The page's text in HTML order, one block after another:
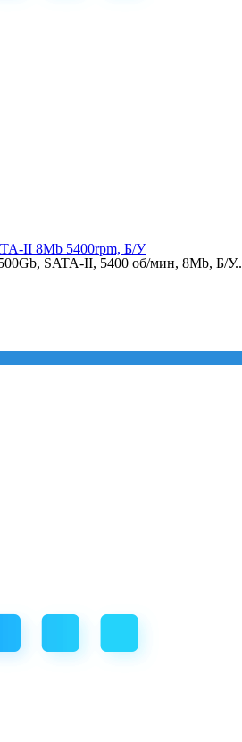
II 8Mb 5400rpm, Б/У
SATA-II, 5400 об/мин, 8Mb, Б/У..